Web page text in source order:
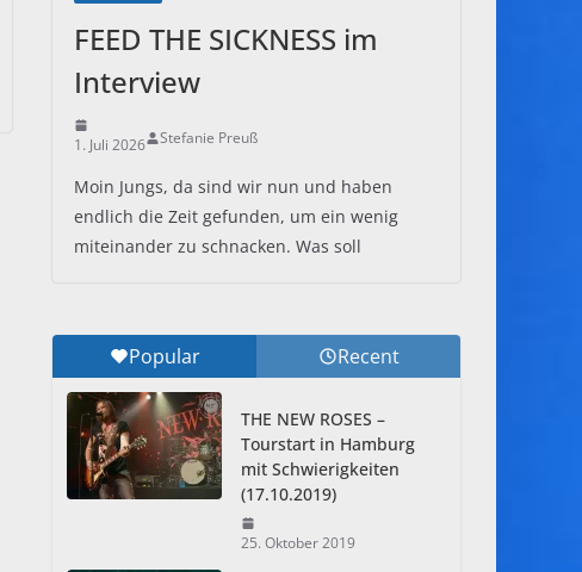
FEED THE SICKNESS im
Interview
1. Juli 2026 Stefanie Preuß
Moin Jungs, da sind wir nun und haben
endlich die Zeit gefunden, um ein wenig
miteinander zu schnacken. Was soll
Popular Recent
THE NEW ROSES –
Tourstart in Hamburg
mit Schwierigkeiten
(17.10.2019)
25. Oktober 2019